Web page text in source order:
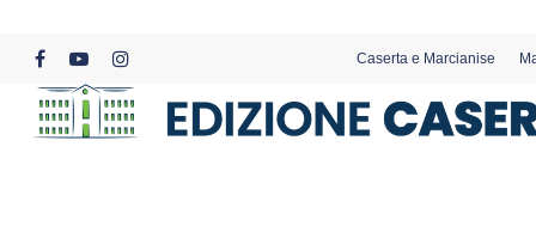
content
facebookyoutubeinstagram
Caserta e Marcianise